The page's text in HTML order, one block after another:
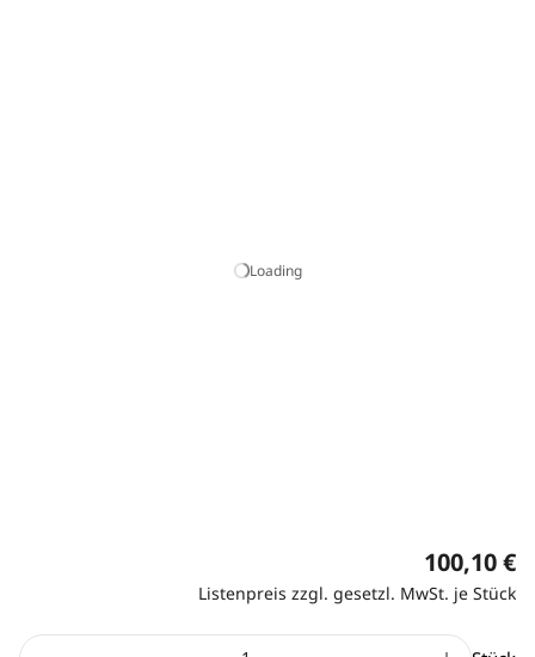
Loading
100,10 €
Listenpreis zzgl. gesetzl. MwSt. je Stück